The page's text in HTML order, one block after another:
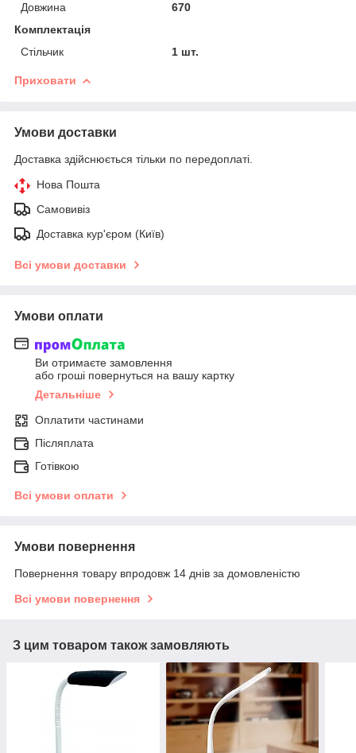
Довжина
670
Комплектація
Стільчик
1 шт.
Приховати
Умови доставки
Доставка здійснюється тільки по передоплаті.
Нова Пошта
Самовивіз
Доставка кур'єром (Київ)
Всі умови доставки
Умови оплати
Ви отримаєте замовлення
або гроші повернуться на вашу картку
Детальніше
Оплатити частинами
Післяплата
Готівкою
Всі умови оплати
Умови повернення
Повернення товару впродовж 14 днів за домовленістю
Всі умови повернення
З цим товаром також замовляють